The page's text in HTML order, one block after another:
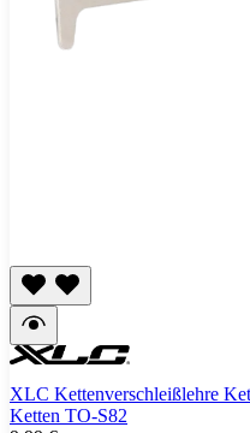
XLC Kettenverschleißlehre
Ketten TO-S82